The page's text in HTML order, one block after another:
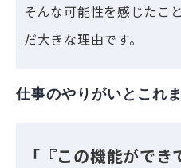
そんな可能性を感じたこ
だ大きな理由です。
仕事のやりがいとこれ
「『この機能がで